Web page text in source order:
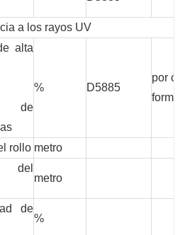
a los rayos UV
alta
de
% D5885
por
rollo metro
del
metro
de
%